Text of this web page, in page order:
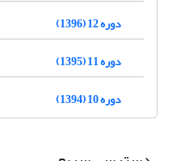
دوره 12 (1396)
دوره 11 (1395)
دوره 10 (1394)